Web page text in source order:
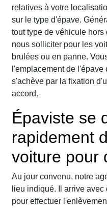
relatives à votre
sur le type d'épave.
tout type de véhicule
nous solliciter pour les
brulées ou en panne.
l'emplacement de
s'achève par la fixation
accord.
Épaviste se
rapidement
voiture pour
Au jour convenu, notre
lieu indiqué. Il arrive
pour effectuer